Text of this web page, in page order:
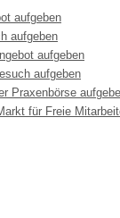
aufgeben
aufgeben
aufgeben
aufgeben
Praxenbörse
für Freie